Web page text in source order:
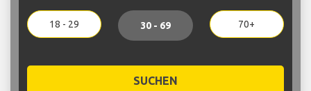
18 - 29 30 - 69 70+
SUCHEN